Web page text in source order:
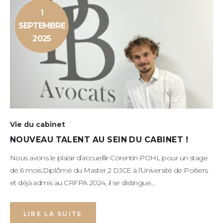
1
SEPTEMBRE
2025
Vie du cabinet
NOUVEAU TALENT AU SEIN DU CABINET !
Nous avons le plaisir d’accueillir Corentin POHL pour un stage
de 6 mois.Diplômé du Master 2 DJCE à l’Université de Poitiers
et déjà admis au CRFPA 2024, il se distingue…
LIRE LA SUITE